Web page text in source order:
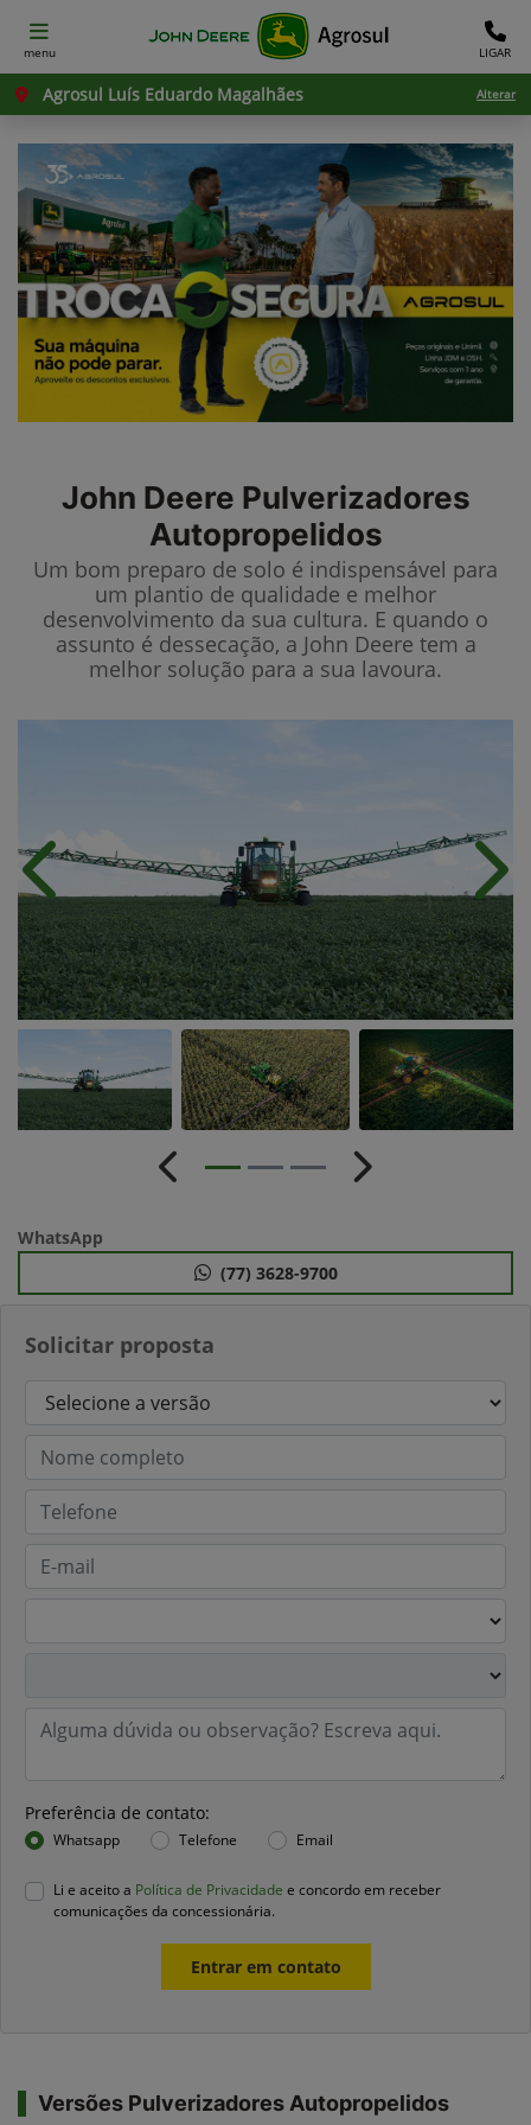
menu LIGAR
Agrosul Luís Eduardo Magalhães Alterar
John Deere Pulverizadores
Autopropelidos
Um bom preparo de solo é indispensável para
um plantio de qualidade e melhor
desenvolvimento da sua cultura. E quando o
assunto é dessecação, a John Deere tem a
melhor solução para a sua lavoura.
Solicitar proposta
Preferência de contato:
Whatsapp Telefone Email
Li e aceito a Política de Privacidade e concordo em receber
comunicações da concessionária.
Entrar em contato
Anterior
Anterior Próximo
WhatsApp
(77) 3628-9700
Versões Pulverizadores Autopropelidos